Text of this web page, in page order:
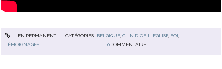
LIEN PERMANENT CATÉGORIES : BELGIQUE, CLIN D'OEIL EGLISE, FOI
TÉMOIGNAGES
0 COMMENTAIRE